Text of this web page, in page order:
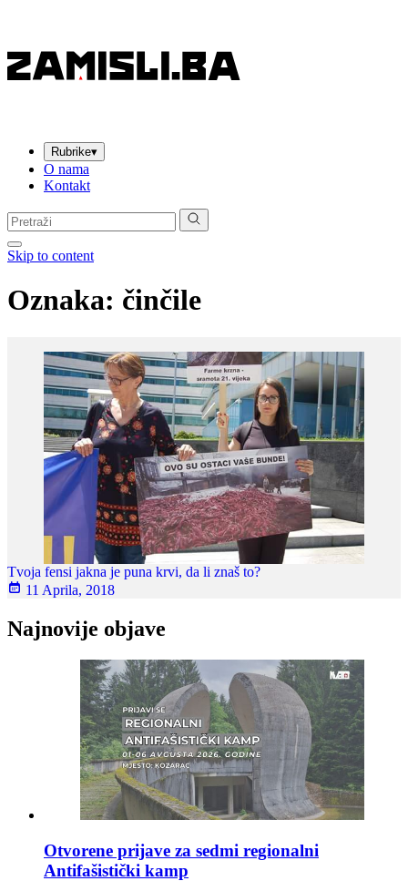
Rubrike▾
O nama
Kontakt
Pretraga:
Skip to content
Oznaka: činčile
Tvoja fensi jakna je puna krvi, da li znaš to?
11 Aprila, 2018
Najnovije objave
Otvorene prijave za sedmi regionalni
Antifašistički kamp